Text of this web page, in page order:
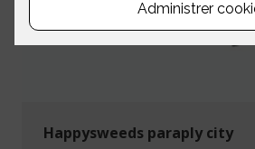
Happysweeds paraply city